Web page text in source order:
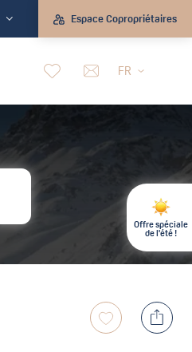
Offre spéciale
de l'été !
Espace Copropriétaires
FR